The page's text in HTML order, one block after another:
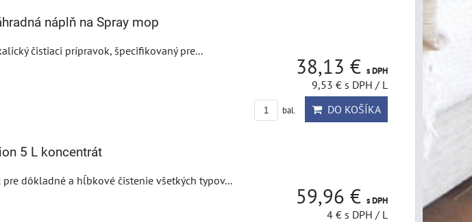
náplň na Spray mop
čistiaci prípravok, špecifikovaný pre...
38,13 € s DPH
9,53 € s DPH / L
bal. DO KOŠÍKA
5 L koncentrát
dôkladné a hĺbkové čistenie všetkých typov...
59,96 € s DPH
4 € s DPH / L